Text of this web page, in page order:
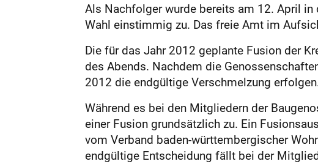
Als Nachfolger wurde bereits am 12. April
Wahl einstimmig zu. Das freie Amt im
Die für das Jahr 2012 geplante Fusion der
des Abends. Nachdem die
2012 die endgültige Verschmelzung
Während es bei den Mitgliedern der
einer Fusion grundsätzlich zu. Ein
vom Verband baden-würt­tembergischer
endgültige Entscheidung fällt bei der